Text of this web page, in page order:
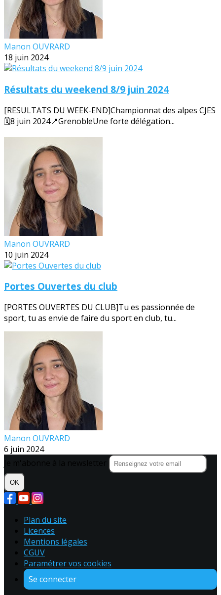
Manon OUVRARD
18 juin 2024
Résultats du weekend 8/9 juin 2024
[RESULTATS DU WEEK-END]Championnat des alpes CJES
🗓️8 juin 2024📍GrenobleUne forte délégation...
Manon OUVRARD
10 juin 2024
Portes Ouvertes du club
[PORTES OUVERTES DU CLUB]Tu es passionnée de
sport, tu as envie de faire du sport en club, tu...
Manon OUVRARD
6 juin 2024
OK
Plan du site
Licences
Mentions légales
CGUV
Paramétrer vos cookies
Se connecter